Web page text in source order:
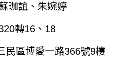
珈誼、朱婉婷
轉16、18
民區博愛一路366號9樓